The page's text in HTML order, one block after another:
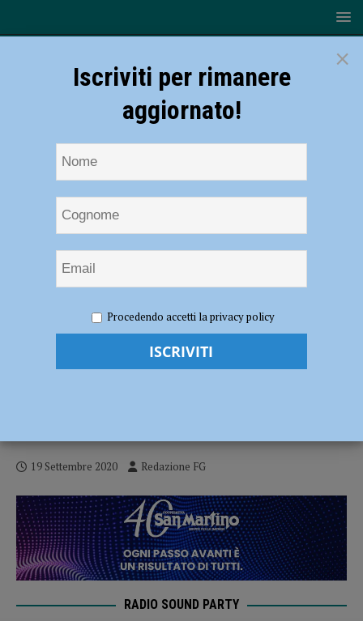
costituzionale, il 20 e 21 settembre. Ecco cosa c’è da sapere – TUTTE
LE INFORMAZIONI
Referendum costituzionale, il 20 e 21
19 Settembre 2020 Redazione FG
RADIO SOUND PARTY
×
Iscriviti per rimanere
aggiornato!
Procedendo accetti la privacy policy